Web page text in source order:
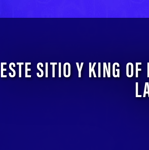
ESTE SITIO Y KING